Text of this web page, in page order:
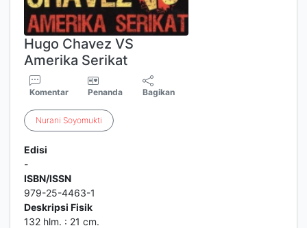
Hugo Chavez VS
Amerika Serikat
Komentar Penanda Bagikan
Nurani Soyomukti
Edisi
-
ISBN/ISSN
979-25-4463-1
Deskripsi Fisik
132 hlm. : 21 cm.